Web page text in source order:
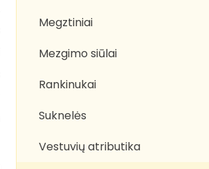
Megztiniai
Mezgimo siūlai
Rankinukai
Suknelės
Vestuvių atributika